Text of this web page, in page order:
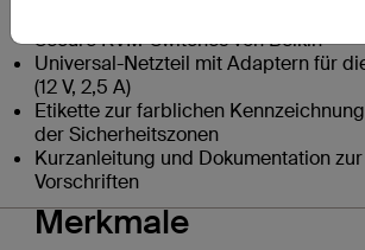
Secure KVM-Switches von Belkin
Universal-Netzteil mit Adaptern für
(12 V, 2,5 A)
Etikette zur farblichen
der Sicherheitszonen
Kurzanleitung und Dokumentation
Vorschriften
Merkmale